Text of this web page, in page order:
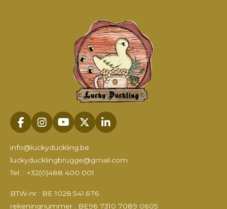
F
a
c
b
o
k
I
n
s
a
g
a
m
Y
o
u
u
b
X
L
i
e
info@luckyduckling.be
luckyducklingbrugge@gmail.com
Tel. : +32(0)488 400 001
BTW-nr : BE 1028.541.676
rekeningnummer : BE96 7310 7089 0605